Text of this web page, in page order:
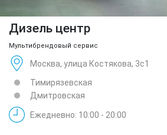
Дизель центр
Мультибрендовый сервис
Москва, улица Костякова, 3с1
Тимирязевская
Дмитровская
Ежедневно: 10:00 - 20:00